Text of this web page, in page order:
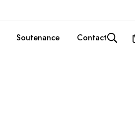
Soutenance Contact